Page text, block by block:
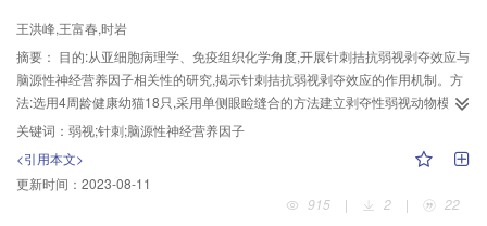
(P<0.05)。结论:脑缺血再灌注早期大鼠脑NE出现变化,此变化可能与神经元的凋
亡发生有关。电针能逆转脑缺血再灌导致的NE的异常变化,并调节Bax/Bcl-2的
表达水平,抑制神经元凋亡的发生。
王洪峰,王富春,时岩
摘要： 目的:从亚细胞病理学、免疫组织化学角度,开展针刺拮抗弱视剥夺效应与
脑源性神经营养因子相关性的研究,揭示针刺拮抗弱视剥夺效应的作用机制。方
法:选用4周龄健康幼猫18只,采用单侧眼睑缝合的方法建立剥夺性弱视动物模
型。动物随机分为正常组、模型组、治疗组,每组6只。模型组不做任何治疗;治
疗组于术后第1 d开始,取“睛明”“承泣”“球后”“攒竹”穴进行针刺治疗,各穴交替使用,
每日1次,10次为1疗程,疗程间隔2 d,治疗9个疗程。治疗结束后,各组动物均进行
超微结构观察和免疫组化研究。结果:模型组视皮质神经元出现退行性病变。治
疗组可不同程度地改善上述状况。模型组动物视皮质、外侧膝状体、视网膜神
关键词： 弱视;针刺;脑源性神经营养因子
<引用本文>
更新时间： 2023-08-11
915
| 2 | 22